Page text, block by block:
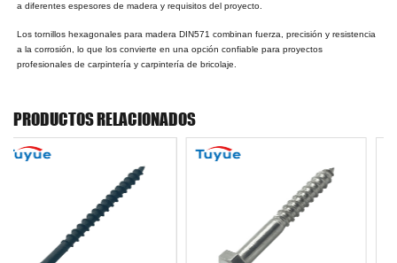
a diferentes espesores de madera y requisitos del proyecto.
Los tornillos hexagonales para madera DIN571 combinan fuerza, precisión y resistencia
a la corrosión, lo que los convierte en una opción confiable para proyectos
profesionales de carpintería y carpintería de bricolaje.
PRODUCTOS RELACIONADOS